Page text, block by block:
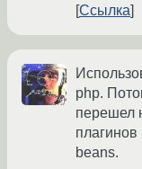
Ссылка
php.
перешел
beans.